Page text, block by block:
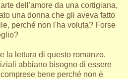
dell'amore da una cortigiana,
una donna che gli aveva fatto
perché non l'ha voluta? Forse
la lettura di questo romanzo,
abbiano bisogno di essere
bene perché non è